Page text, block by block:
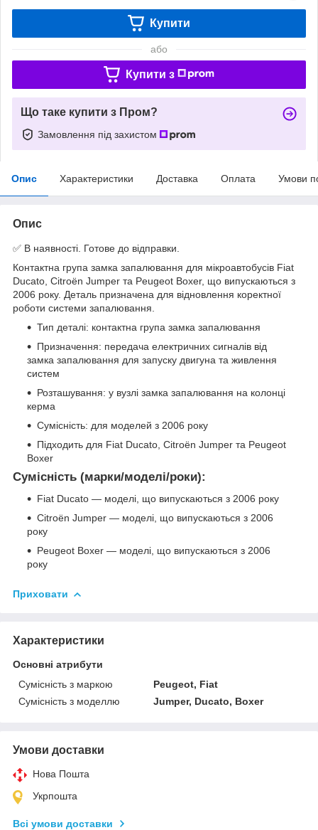
Купити
або
Купити з
Що таке купити з Пром?
Замовлення під захистом
Опис Характеристики Доставка Оплата Умови
Опис
✅ В наявності. Готове до відправки.
Контактна група замка запалювання для мікроавтобусів Fiat
Ducato, Citroën Jumper та Peugeot Boxer, що випускаються з
2006 року. Деталь призначена для відновлення коректної
роботи системи запалювання.
Тип деталі: контактна група замка запалювання
Призначення: передача електричних сигналів від
замка запалювання для запуску двигуна та живлення
систем
Розташування: у вузлі замка запалювання на колонці
керма
Сумісність: для моделей з 2006 року
Підходить для Fiat Ducato, Citroën Jumper та Peugeot
Boxer
Сумісність (марки/моделі/роки):
Fiat Ducato — моделі, що випускаються з 2006 року
Citroën Jumper — моделі, що випускаються з 2006
року
Peugeot Boxer — моделі, що випускаються з 2006
року
Приховати
Характеристики
Основні атрибути
Сумісність з маркою
Peugeot, Fiat
Сумісність з моделлю
Jumper, Ducato, Boxer
Умови доставки
Нова Пошта
Укрпошта
Всі умови доставки